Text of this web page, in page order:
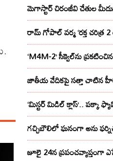
మెగాస్టార్ చిరంజీవి చేతుల
రామ్ గోపాల్ వర్మ ‘రక్త చరిత్ర
‘M4M-2’ సీక్వెల్‌ను
జాతీయ వేదికపై సత్తా చాటిన
‘మిస్టర్ మిడిల్ క్లాస్’.. పక్కా
గచ్చిబౌలిలో ఘనంగా అను
జూలై 24న ప్రపంచవ్యాప్తంగా